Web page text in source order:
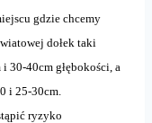
gdzie chcemy
dołek taki
30-40cm głębokości, a
i 25-30cm.
ryzyko